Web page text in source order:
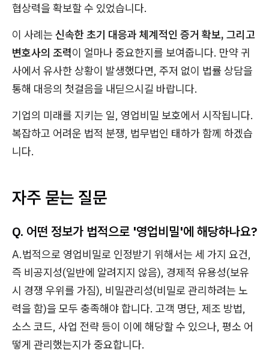
협상력을 확보할 수 있었습니다.
이 사례는 신속한 초기 대응과 체계적인 증거 확보, 그리고
변호사의 조력이 얼마나 중요한지를 보여줍니다. 만약 귀
사에서 유사한 상황이 발생했다면, 주저 없이 법률 상담을
통해 대응의 첫걸음을 내딛으시길 바랍니다.
기업의 미래를 지키는 일, 영업비밀 보호에서 시작됩니다.
복잡하고 어려운 법적 분쟁, 법무법인 태하가 함께 하겠습
니다.
자주 묻는 질문
Q. 어떤 정보가 법적으로 '영업비밀'에 해당하나요?
A.법적으로 영업비밀로 인정받기 위해서는 세 가지 요건,
즉 비공지성(일반에 알려지지 않음), 경제적 유용성(보유
시 경쟁 우위를 가짐), 비밀관리성(비밀로 관리하려는 노
력을 함)을 모두 충족해야 합니다. 고객 명단, 제조 방법,
소스 코드, 사업 전략 등이 이에 해당할 수 있으나, 평소 어
떻게 관리했는지가 중요합니다.